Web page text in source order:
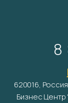
8
620016,
Бизнес Центр